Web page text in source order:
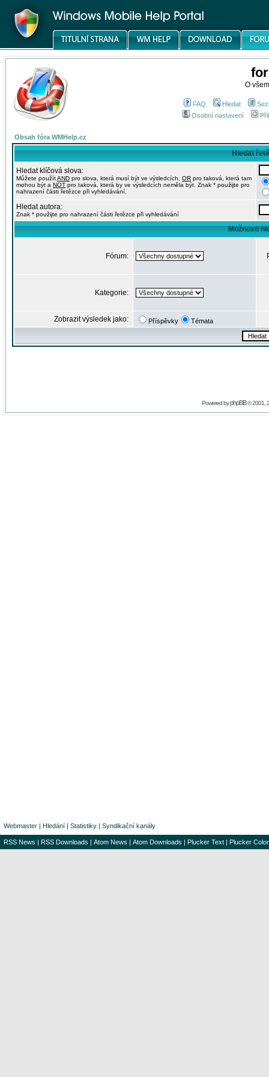
O
FAQ Hledat
Osobní nastavení
Obsah fóra WMHelp.cz
Hledat
Hledat klíčová slova:
Můžete použítAND pro slova, která musí být ve výsledcích, OR pro taková, která tam
mohou být a NOT pro taková, která by ve výsledcích neměla být. Znak * použijte pro
nahrazení části řetězce při vyhledávání.
Hledat autora:
Znak * použijte pro nahrazení části řetězce při vyhledávání
Možnosti
Fórum:
Kategorie:
Zobrazit výsledek jako: Příspěvky Témata
Powered byphpBB© 2001,
Webmaster | Hledání | Statistiky | Syndikační kanály
RSS News | RSS Downloads | Atom News | Atom Downloads | Plucker Text | Plucker Color